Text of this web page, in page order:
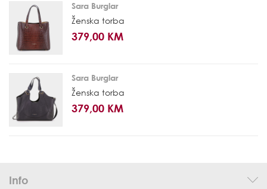
Sara Burglar
Ženska torba
379,00 KM
Sara Burglar
Ženska torba
379,00 KM
Info